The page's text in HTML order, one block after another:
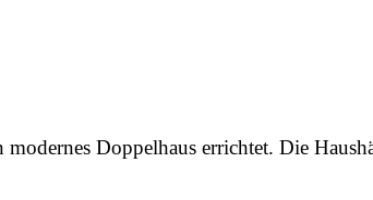
Doppelhaus errichtet. Die